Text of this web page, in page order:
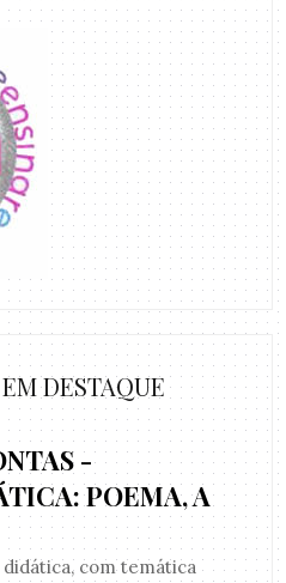
DESTAQUE
-
POEMA, A
com temática